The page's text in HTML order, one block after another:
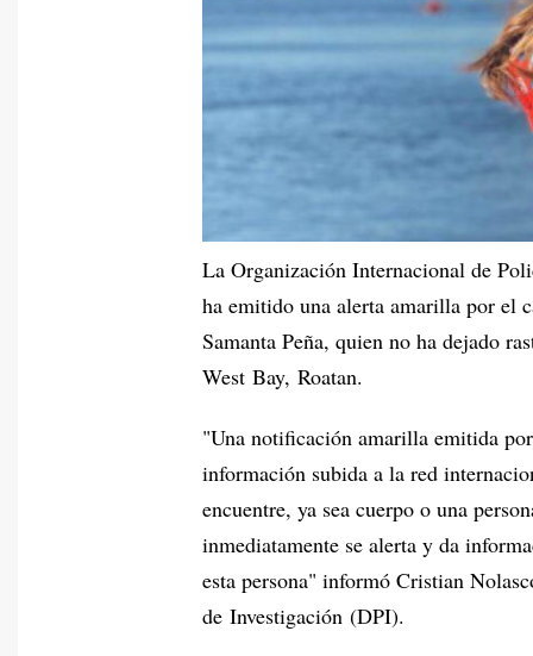
La Organización Internacional de
ha emitido una alerta amarilla por el
Samanta Peña, quien no ha dejado
West Bay, Roatan.
"Una notificación amarilla emitida
información subida a la red
encuentre, ya sea cuerpo o una
inmediatamente se alerta y da
esta persona" informó Cristian
de Investigación (DPI).